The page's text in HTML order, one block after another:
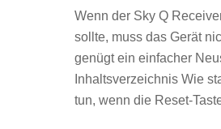
Wenn der Sky Q
sollte, muss das Gerät
genügt ein einfacher
Inhaltsverzeichnis Wie
tun, wenn die Reset-